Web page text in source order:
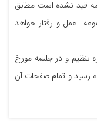
قید نشده است مطابق
عمل و رفتار خواهد
رسید و تمام صفحات آن